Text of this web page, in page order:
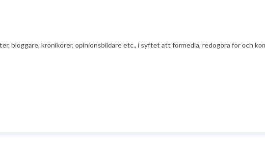
bloggare, krönikörer, opinionsbildare etc., i syftet att förmedla, redogöra för